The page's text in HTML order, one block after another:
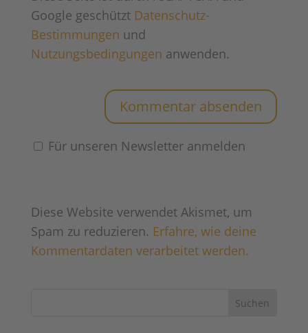
Google geschützt Datenschutz-
Bestimmungen und
Nutzungsbedingungen anwenden.
Für unseren Newsletter anmelden
Diese Website verwendet Akismet, um
Spam zu reduzieren. Erfahre, wie deine
Kommentardaten verarbeitet werden.